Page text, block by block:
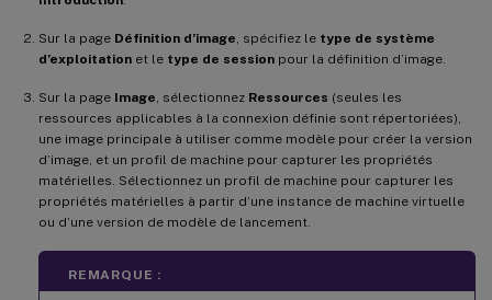
Sur la page Définition d’image , spécifiez le type de système
d’exploitation et le type de session pour la définition d’image.
Sur la page Image , sélectionnez Ressources (seules les
ressources applicables à la connexion définie sont répertoriées),
une image principale à utiliser comme modèle pour créer la version
d’image, et un profil de machine pour capturer les propriétés
matérielles. Sélectionnez un profil de machine pour capturer les
propriétés matérielles à partir d’une instance de machine virtuelle
ou d’une version de modèle de lancement.
REMARQUE :